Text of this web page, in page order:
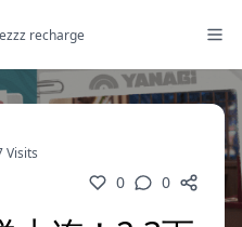
zzz recharge
Visits
0 0